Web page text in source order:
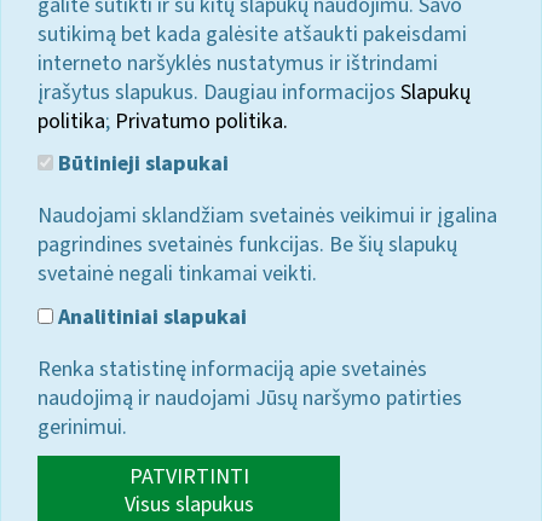
sutikimą bet kada galėsite atšaukti pakeisdami
interneto naršyklės nustatymus ir ištrindami
įrašytus slapukus. Daugiau informacijos Slapukų
politika; Privatumo politika.
Būtinieji slapukai
Naudojami sklandžiam svetainės veikimui ir įgalina
pagrindines svetainės funkcijas. Be šių slapukų
svetainė negali tinkamai veikti.
Analitiniai slapukai
Renka statistinę informaciją apie svetainės
naudojimą ir naudojami Jūsų naršymo patirties
gerinimui.
PATVIRTINTI
Visus slapukus